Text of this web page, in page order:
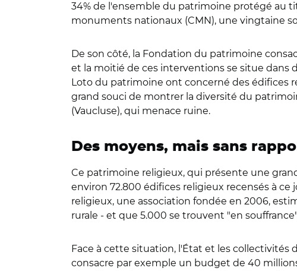
34% de l'ensemble du patrimoine protégé au
monuments nationaux (CMN), une vingtaine
De son côté, la Fondation du patrimoine
et la moitié de ces interventions se situe dans
Loto du patrimoine ont concerné des édifices
grand souci de montrer la diversité du
(Vaucluse), qui menace ruine.
Des moyens, mais sans
Ce patrimoine religieux, qui présente une
environ 72.800 édifices religieux recensés à
religieux, une association fondée en 2006,
rurale - et que 5.000 se trouvent "en
Face à cette situation, l'État et les collectivités
consacre par exemple un budget de 40